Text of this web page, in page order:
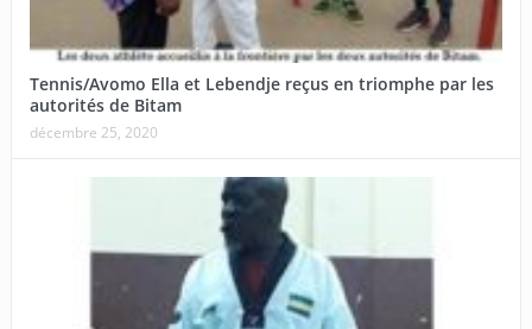
Tennis/Avomo Ella et Lebendje reçus en triomphe par les
autorités de Bitam
décembre 25, 2020